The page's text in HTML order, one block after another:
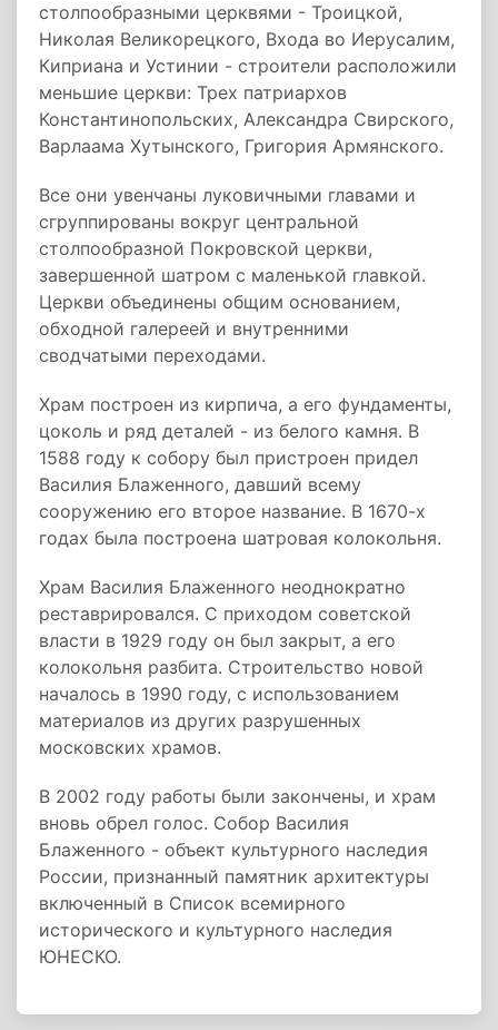
столпообразными церквями - Троицкой,
Николая Великорецкого, Входа во Иерусалим,
Киприана и Устинии - строители расположили
меньшие церкви: Трех патриархов
Константинопольских, Александра Свирского,
Варлаама Хутынского, Григория Армянского.
Все они увенчаны луковичными главами и
сгруппированы вокруг центральной
столпообразной Покровской церкви,
завершенной шатром с маленькой главкой.
Церкви объединены общим основанием,
обходной галереей и внутренними
сводчатыми переходами.
Храм построен из кирпича, а его фундаменты,
цоколь и ряд деталей - из белого камня. В
1588 году к собору был пристроен придел
Василия Блаженного, давший всему
сооружению его второе название. В 1670-х
годах была построена шатровая колокольня.
Храм Василия Блаженного неоднократно
реставрировался. С приходом советской
власти в 1929 году он был закрыт, а его
колокольня разбита. Строительство новой
началось в 1990 году, с использованием
материалов из других разрушенных
московских храмов.
В 2002 году работы были закончены, и храм
вновь обрел голос. Собор Василия
Блаженного - объект культурного наследия
России, признанный памятник архитектуры
включенный в Список всемирного
исторического и культурного наследия
ЮНЕСКО.